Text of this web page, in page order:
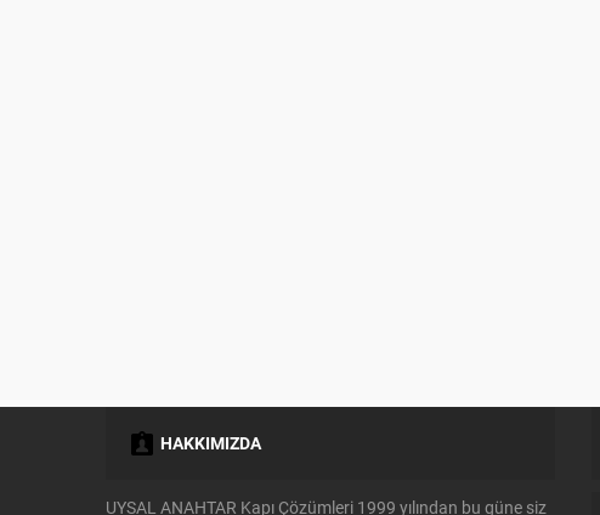
HAKKIMIZDA
UYSAL ANAHTAR Kapı Çözümleri 1999 yılından bu güne siz